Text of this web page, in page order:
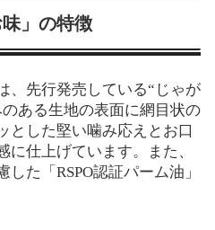
味」の特徴
、先行発売している“じゃが
ある生地の表面に網目状の
とした堅い噛み応えとお口
仕上げています。また、
た「RSPO認証パーム油」